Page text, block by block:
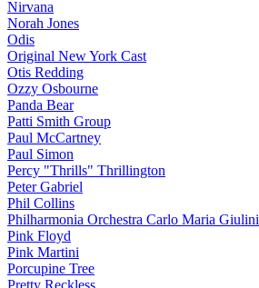
Nirvana
Norah Jones
Odis
Original New York Cast
Otis Redding
Ozzy Osbourne
Panda Bear
Patti Smith Group
Paul McCartney
Paul Simon
Percy "Thrills" Thrillington
Peter Gabriel
Phil Collins
Philharmonia Orchestra Carlo Maria Giulini
Pink Floyd
Pink Martini
Porcupine Tree
Pretty Reckless